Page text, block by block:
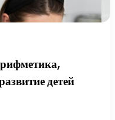
детей